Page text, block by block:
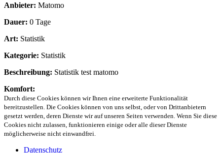
Anbieter: Matomo
Dauer: 0 Tage
Art: Statistik
Kategorie: Statistik
Beschreibung: Statistik test matomo
Komfort:
Durch diese Cookies können wir Ihnen eine erweiterte Funktionalität
bereitzustellen. Die Cookies können von uns selbst, oder von Drittanbietern
gesetzt werden, deren Dienste wir auf unseren Seiten verwenden. Wenn Sie diese
Cookies nicht zulassen, funktionieren einige oder alle dieser Dienste
möglicherweise nicht einwandfrei.
Datenschutz